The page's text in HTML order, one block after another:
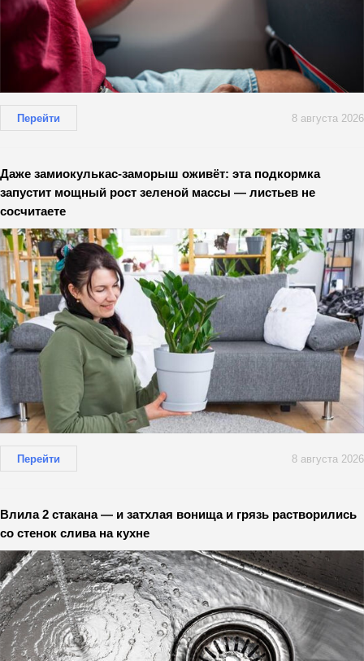
Перейти 8 августа 2026
Даже замиокулькас-заморыш оживёт: эта подкормка
запустит мощный рост зеленой массы — листьев не
сосчитаете
Перейти 8 августа 2026
Влила 2 стакана — и затхлая вонища и грязь растворились
со стенок слива на кухне